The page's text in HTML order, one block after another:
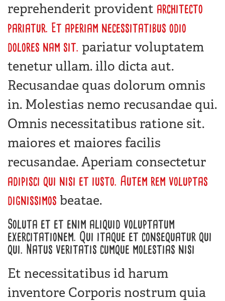
reprehenderit provident architecto
pariatur. Et aperiam necessitatibus odio
dolores nam sit. pariatur voluptatem
tenetur ullam. illo dicta aut.
Recusandae quas dolorum omnis
in. Molestias nemo recusandae qui.
Omnis necessitatibus ratione sit.
maiores et maiores facilis
recusandae. Aperiam consectetur
adipisci qui nisi et iusto. Autem rem voluptas
dignissimos beatae.
Soluta et et enim aliquid voluptatum
exercitationem. Qui itaque et consequatur qui
qui. Natus veritatis cumque molestias nisi
Et necessitatibus id harum
inventore Corporis nostrum quia